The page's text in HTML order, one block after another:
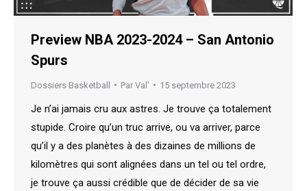
Preview NBA 2023-2024 – San Antonio
Spurs
Dossiers Basketball Par Val' 15 septembre 2023
Je n’ai jamais cru aux astres. Je trouve ça totalement
stupide. Croire qu’un truc arrive, ou va arriver, parce
qu’il y a des planètes à des dizaines de millions de
kilomètres qui sont alignées dans un tel ou tel ordre,
je trouve ça aussi crédible que de décider de sa vie